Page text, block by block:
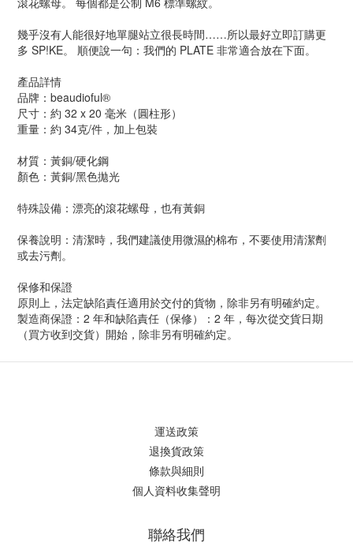
幾乎沒有人能很好地單腿站立很長時間……所以最好立即訂購更
多 SP!KE。 順便說一句：我們的 PLATE 非常適合放在下面。
產品詳情
品牌：beaudioful®
尺寸：約 32 x 20 毫米（圓柱形）
重量：約 34克/件，加上包裝
材質：黃銅/硬化鋼
顏色：黃銅/黑色拋光
特殊設備：漂亮的滾花螺母，也有黃銅
保養說明：清潔時，我們建議使用微濕的棉布，不要使用清潔劑
或去污劑。
保修和保證
原則上，法定缺陷責任適用於交付的貨物，除非另有明確約定。
製造商保證：2 年和缺陷責任（保修）：2 年，每次從交貨日期
（買方收到交貨）開始，除非另有明確約定。
運送政策
退換貨政策
條款與細則
個人資料收集聲明
聯絡我們